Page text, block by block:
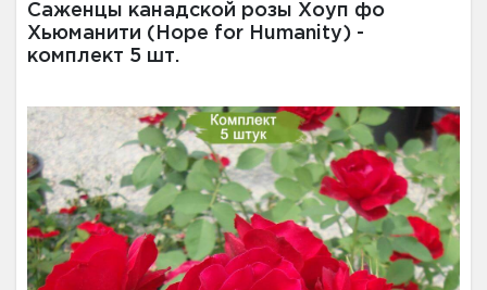
Саженцы канадской розы Хоуп фо
Хьюманити (Hope for Humanity) -
комплект 5 шт.